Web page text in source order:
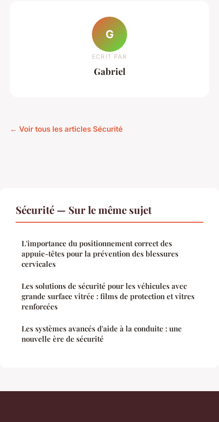
G
ECRIT PAR
Gabriel
← Voir tous les articles Sécurité
Sécurité — Sur le même sujet
L'importance du positionnement correct des
appuie-têtes pour la prévention des blessures
cervicales
Les solutions de sécurité pour les véhicules avec
grande surface vitrée : films de protection et vitres
renforcées
Les systèmes avancés d'aide à la conduite : une
nouvelle ère de sécurité